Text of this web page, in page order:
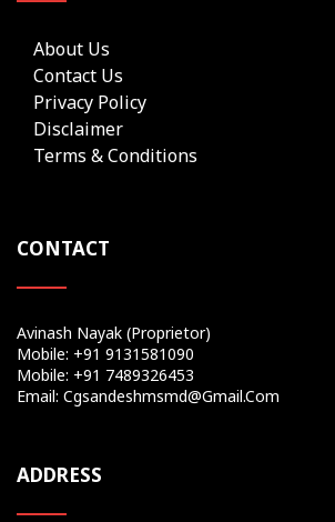
About Us
Contact Us
Privacy Policy
Disclaimer
Terms & Conditions
CONTACT
Avinash Nayak (Proprietor)
Mobile: +91 9131581090
Mobile: +91 7489326453
Email: Cgsandeshmsmd@gmail.com
ADDRESS